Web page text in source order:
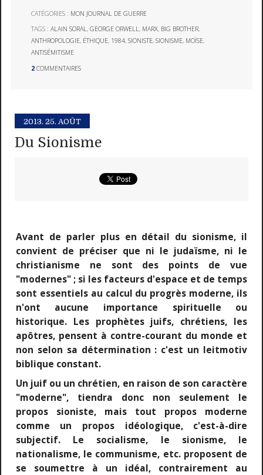
CATÉGORIES : MON JOURNAL DE GUERRE
TAGS :ALAIN SORAL,GEORGE ORWELL, MARX, BIG BROTHER,
ANTHROPOLOGIE, ÉTHIQUE, 1984,SIONISTE,SIONISME, MOÏSE,
ANTISÉMITISME
2 COMMENTAIRES
2013. 25. AOÛT
Du Sionisme
Avant de parler plus en détail du sionisme, il
convient de préciser que ni le judaïsme, ni le
christianisme ne sont des points de vue
"modernes" ; si les facteurs d'espace et de temps
sont essentiels au calcul du progrès moderne, ils
n'ont aucune importance spirituelle ou
historique. Les prophètes juifs, chrétiens, les
apôtres, pensent à contre-courant du monde et
non selon sa détermination : c'est un leitmotiv
biblique constant.
Un juif ou un chrétien, en raison de son caractère
"moderne", tiendra donc non seulement le
propos sioniste, mais tout propos moderne
comme un propos idéologique, c'est-à-dire
subjectif. Le socialisme, le sionisme, le
nationalisme, le communisme, etc. proposent de
se soumettre à un idéal, contrairement au